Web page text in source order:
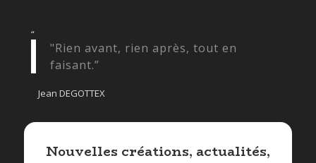
“
"Rien avant, rien après, tout en
faisant.”
Jean DEGOTTEX
Nouvelles créations, actualités,